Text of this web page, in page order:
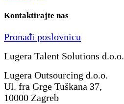
Kontaktirajte nas
Pronađi poslovnicu
Lugera Talent Solutions d.o.o.
Lugera Outsourcing d.o.o.
Ul. fra Grge Tuškana 37,
10000 Zagreb